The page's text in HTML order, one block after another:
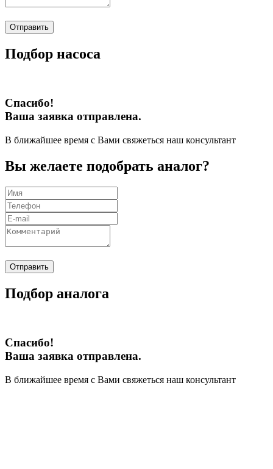
Отправить
Подбор насоса
Спасибо!
Ваша заявка отправлена.
В ближайшее время с Вами свяжеться наш консультант
Вы желаете подобрать аналог?
Отправить
Подбор аналога
Спасибо!
Ваша заявка отправлена.
В ближайшее время с Вами свяжеться наш консультант